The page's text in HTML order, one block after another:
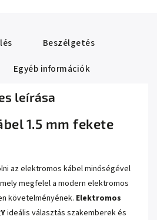
Beszélgetés
Egyéb információk
leírása
1.5 mm fekete
az elektromos kábel minőségével
megfelel a modern elektromos
követelményének. Elektromos
ideális választás szakemberek és